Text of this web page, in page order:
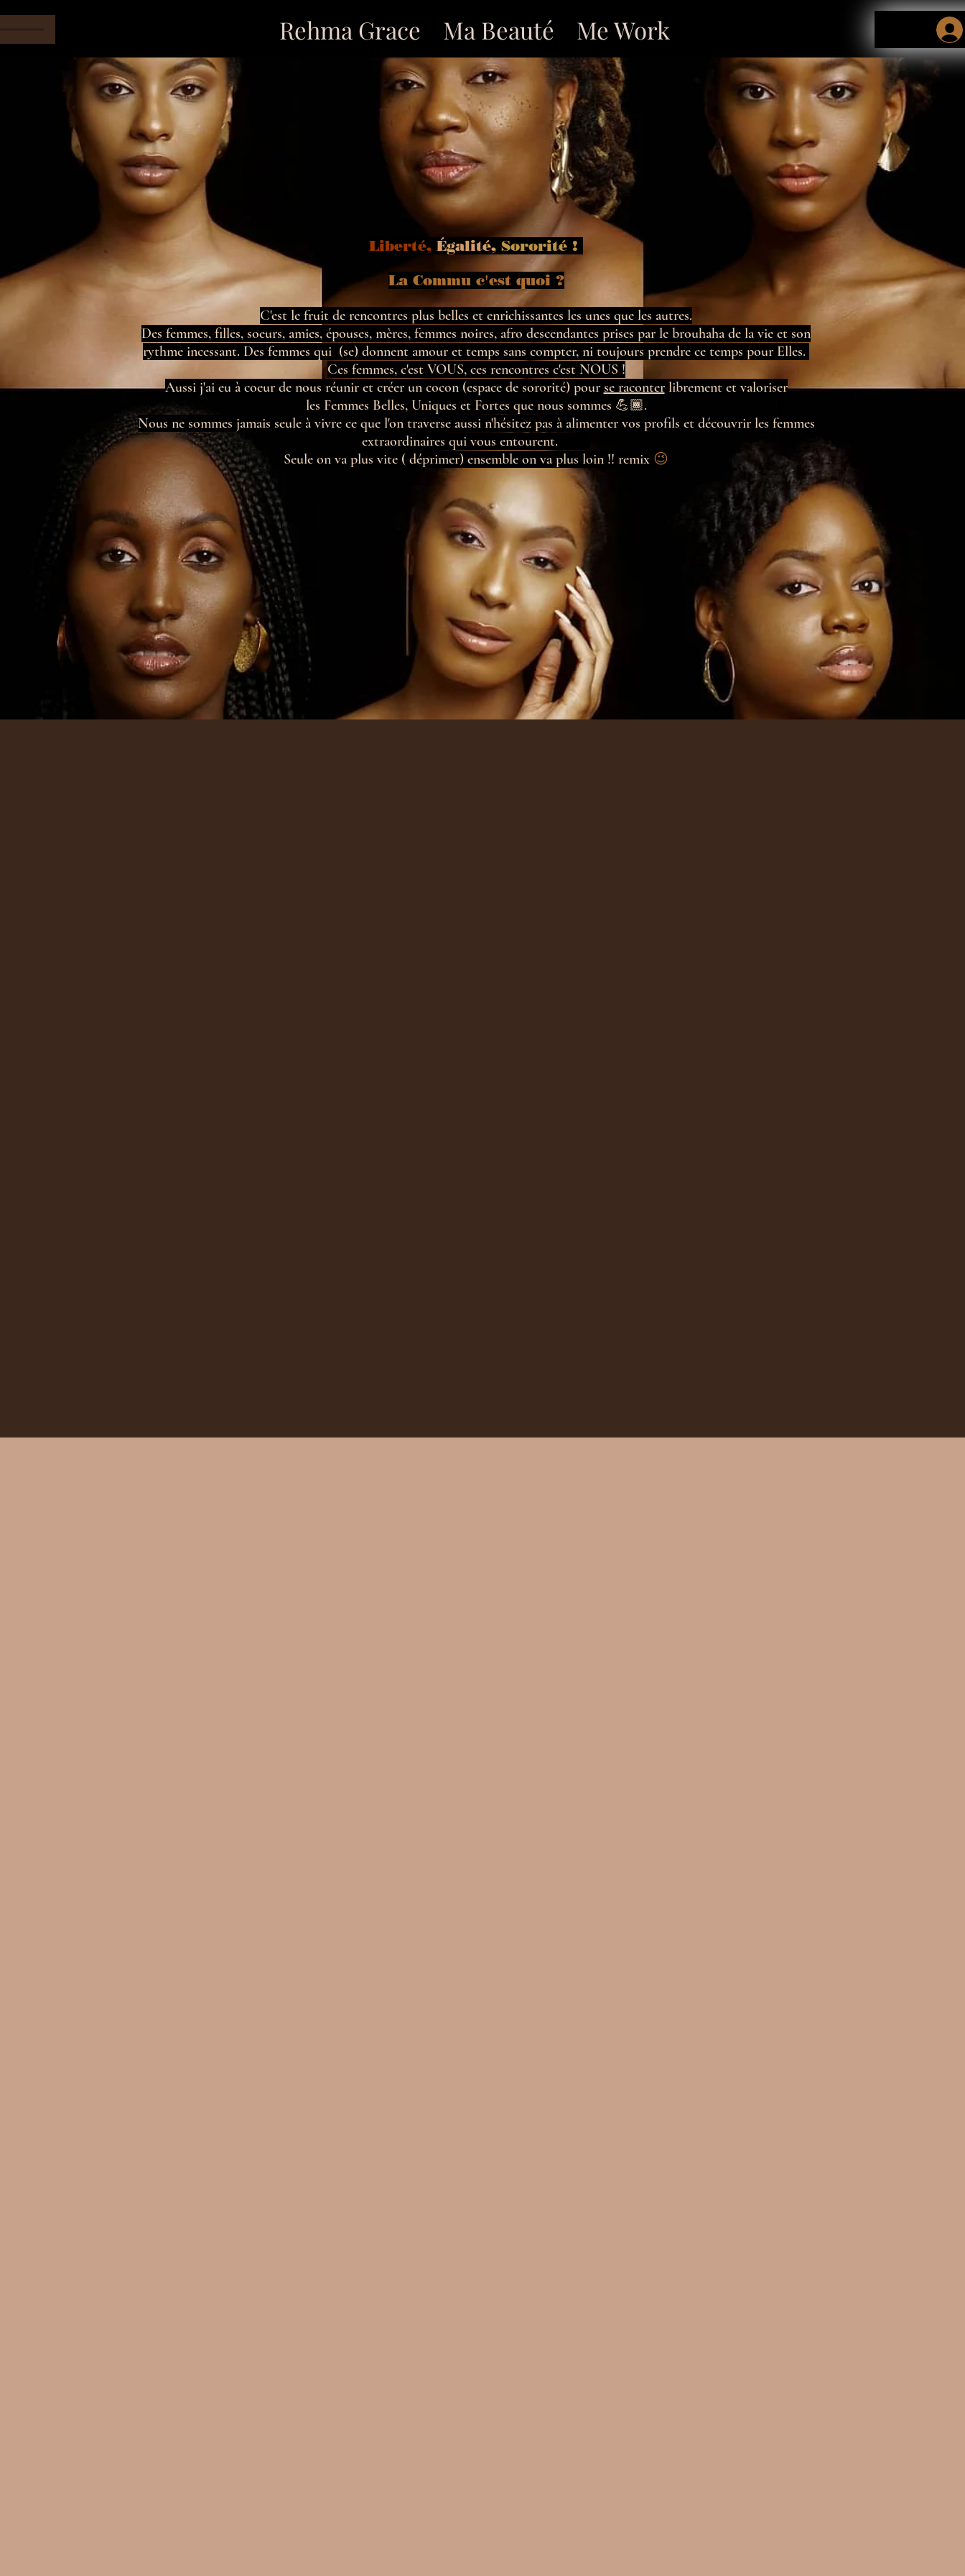
Rehma Grace Ma Beauté Me Work
Liberté, Égalité, Sororité !
La Commu c'est quoi ?
C'est le fruit de rencontres plus belles et enrichissantes les unes que les autres.
Des femmes, filles, soeurs, amies, épouses, mères, femmes noires, afro descendantes prises par le brouhaha de la vie et son
rythme incessant. Des femmes qui (se) donnent amour et temps sans compter, ni toujours prendre ce temps pour Elles.
Ces femmes, c'est VOUS, ces rencontres c'est NOUS !
Aussi j'ai eu à coeur de nous réunir et créer un cocon (espace de sororité) pour se raconterlibrement et valoriser
les Femmes Belles, Uniques et Fortes que nous sommes 💪🏾.
Nous ne sommes jamais seule à vivre ce que l'on traverse aussi n'hésitez pas à alimenter vos profils et découvrir les femmes
extraordinaires qui vous entourent.
Seule on va plus vite ( déprimer) ensemble on va plus loin !! remix 😉